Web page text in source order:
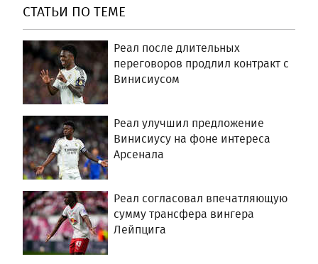
СТАТЬИ ПО ТЕМЕ
Реал после длительных
переговоров продлил контракт с
Винисиусом
Реал улучшил предложение
Винисиусу на фоне интереса
Арсенала
Реал согласовал впечатляющую
сумму трансфера вингера
Лейпцига